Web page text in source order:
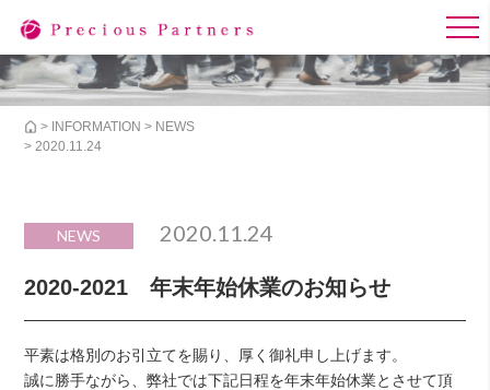
> INFORMATION > NEWS
> 2020.11.24
NEWS 2020.11.24
2020-2021 年末年始休業のお知らせ
平素は格別のお引立てを賜り、厚く御礼申し上げます。
誠に勝手ながら、弊社では下記日程を年末年始休業とさせて頂